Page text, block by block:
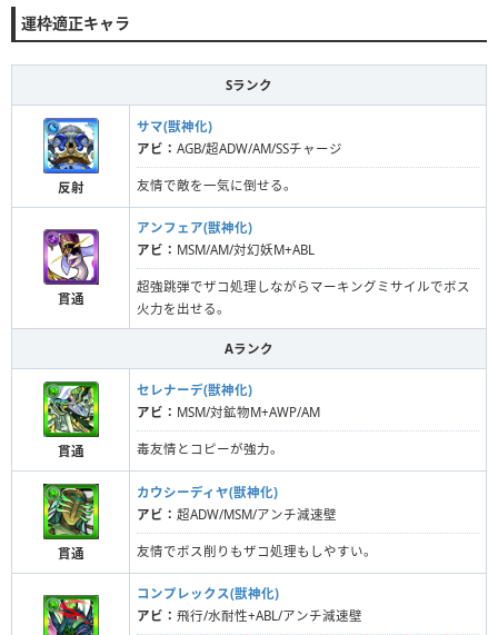
運枠適正キャラ
Sランク
反射
サマ(獣神化)
アビ： AGB/超ADW/AM/SSチャージ
友情で敵を一気に倒せる。
貫通
アンフェア(獣神化)
アビ： MSM/AM/対幻妖M+ABL
超強跳弾でザコ処理しながらマーキングミサイルでボス
火力を出せる。
Aランク
貫通
セレナーデ(獣神化)
アビ： MSM/対鉱物M+AWP/AM
毒友情とコピーが強力。
貫通
カウシーディヤ(獣神化)
アビ： 超ADW/MSM/アンチ減速壁
友情でボス削りもザコ処理もしやすい。
コンプレックス(獣神化)
アビ： 飛行/水耐性+ABL/アンチ減速壁